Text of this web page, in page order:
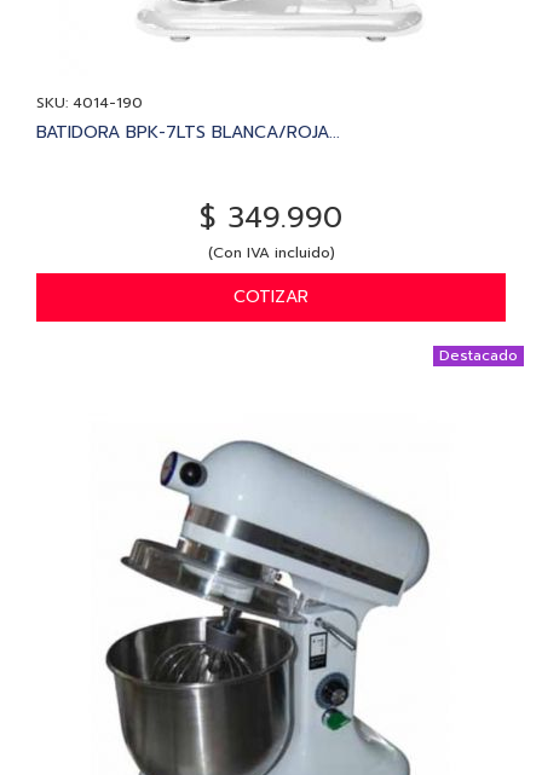
SKU: 4014-190
BATIDORA BPK-7LTS BLANCA/ROJA...
$ 349.990
(Con IVA incluido)
COTIZAR
Destacado